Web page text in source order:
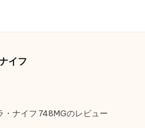
イフ
ナイフ 748MGのレビュー